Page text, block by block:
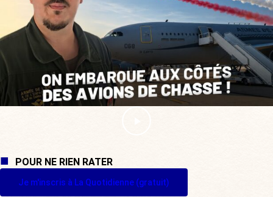
POUR NE RIEN RATER
Je m'inscris à La Quotidienne (gratuit)